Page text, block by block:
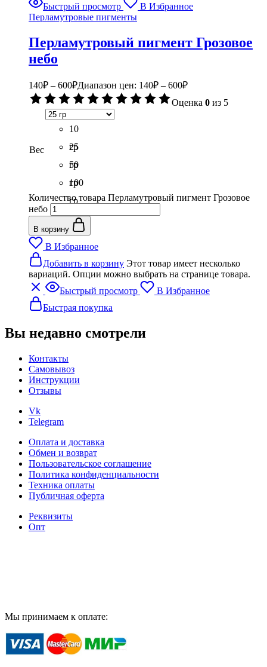
Быстрый просмотр
В Избранное
Перламутровые пигменты
Перламутровый пигмент Грозовое
небо
140₽ – 600₽Диапазон цен: 140₽ – 600₽
Оценка 0 из 5
Вес
10
гр
25
гр
50
гр
100
гр
Количество товара Перламутровый пигмент Грозовое
небо
В корзину
В Избранное
Добавить в корзину Этот товар имеет несколько
вариаций. Опции можно выбрать на странице товара.
Быстрый просмотр
В Избранное
Быстрая покупка
Вы недавно смотрели
Контакты
Самовывоз
Инструкции
Отзывы
Vk
Telegram
Оплата и доставка
Обмен и возврат
Пользовательское соглашение
Политика конфиденциальности
Техника оплаты
Публичная оферта
Реквизиты
Опт
Мы принимаем к оплате: